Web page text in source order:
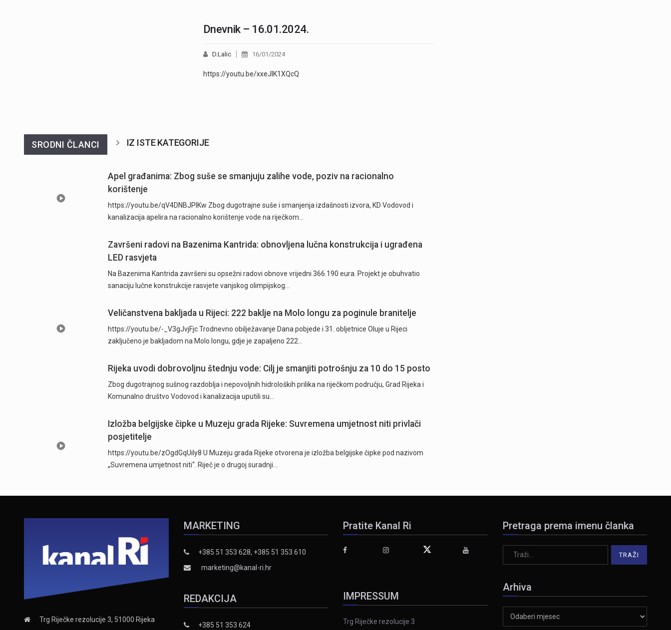
Dnevnik – 16.01.2024.
D.Lalic 16/01/2024
https://youtu.be/xxeJIK1XQcQ
SRODNI ČLANCI IZ ISTE KATEGORIJE
Apel građanima: Zbog suše se smanjuju zalihe vode, poziv na racionalno
korištenje
https://youtu.be/qV4DNBJPlKw Zbog dugotrajne suše i smanjenja izdašnosti izvora, KD Vodovod i
kanalizacija apelira na racionalno korištenje vode na riječkom…
Završeni radovi na Bazenima Kantrida: obnovljena lučna konstrukcija i ugrađena
LED rasvjeta
Na Bazenima Kantrida završeni su opsežni radovi obnove vrijedni 366.190 eura. Projekt je obuhvatio
sanaciju lučne konstrukcije rasvjete vanjskog olimpijskog…
Veličanstvena bakljada u Rijeci: 222 baklje na Molo longu za poginule branitelje
https://youtu.be/-_V3gJvjFjc Trodnevno obilježavanje Dana pobjede i 31. obljetnice Oluje u Rijeci
zaključeno je bakljadom na Molo longu, gdje je zapaljeno 222…
Rijeka uvodi dobrovoljnu štednju vode: Cilj je smanjiti potrošnju za 10 do 15 posto
Zbog dugotrajnog sušnog razdoblja i nepovoljnih hidroloških prilika na riječkom području, Grad Rijeka i
Komunalno društvo Vodovod i kanalizacija uputili su…
Izložba belgijske čipke u Muzeju grada Rijeke: Suvremena umjetnost niti privlači
posjetitelje
https://youtu.be/zOgdGqUily8 U Muzeju grada Rijeke otvorena je izložba belgijske čipke pod nazivom
„Suvremena umjetnost niti“. Riječ je o drugoj suradnji…
Trg Riječke rezolucije 3, 51000 Rijeka
MARKETING
+385 51 353 628, +385 51 353 610
marketing@kanal-ri.hr
REDAKCIJA
+385 51 353 624
Pratite Kanal Ri
IMPRESSUM
Trg Riječke rezolucije 3
Pretraga prema imenu članka
Arhiva